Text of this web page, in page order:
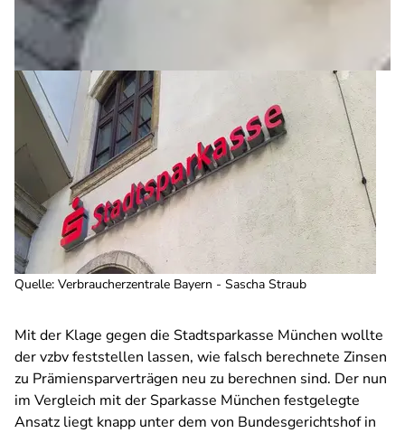
Quelle: Verbraucherzentrale Bayern - Sascha Straub
Mit der Klage gegen die Stadtsparkasse München wollte
der vzbv feststellen lassen, wie falsch berechnete Zinsen
zu Prämiensparverträgen neu zu berechnen sind. Der nun
im Vergleich mit der Sparkasse München festgelegte
Ansatz liegt knapp unter dem von Bundesgerichtshof in